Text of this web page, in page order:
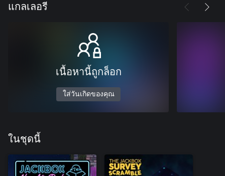
แกลเลอรี
เนื้อหานี้ถูกล็อก
ใส่วันเกิดของคุณ
ในชุดนี้